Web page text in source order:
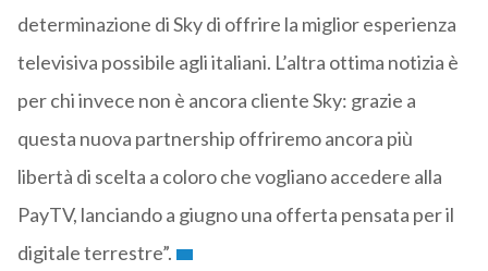
determinazione di Sky di offrire la miglior esperienza
televisiva possibile agli italiani. L’altra ottima notizia è
per chi invece non è ancora cliente Sky: grazie a
questa nuova partnership offriremo ancora più
libertà di scelta a coloro che vogliano accedere alla
PayTV, lanciando a giugno una offerta pensata per il
digitale terrestre”.